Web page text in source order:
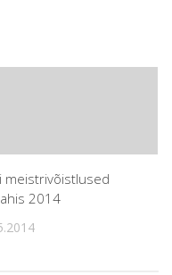
meistrivõistlused
2014